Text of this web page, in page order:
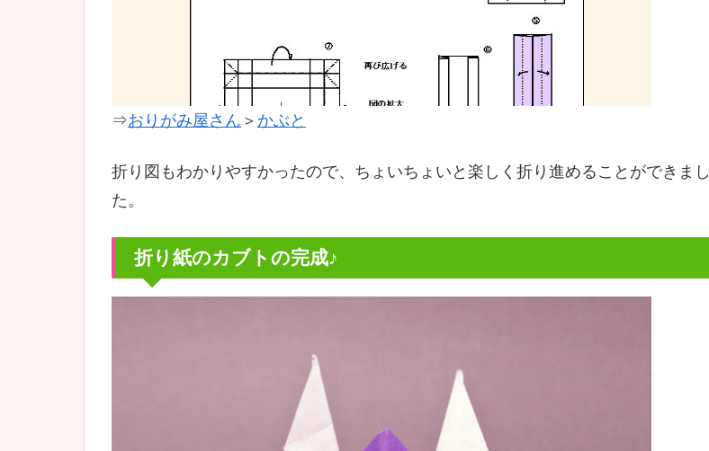
⇒おりがみ屋さん ＞ かぶと
折り図もわかりやすかったので、ちょいちょいと楽しく折り進めることができまし
た。
折り紙のカブトの完成♪